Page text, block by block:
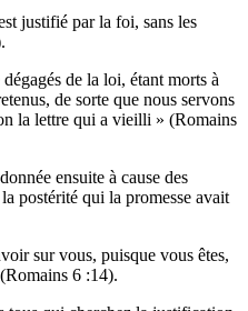
justifié par la foi, sans les
de la loi, étant morts à
de sorte que nous servons
la lettre qui a vieilli » (Romains
ensuite à cause des
postérité qui la promesse avait
sur vous, puisque vous êtes,
6 :14).